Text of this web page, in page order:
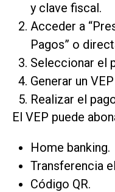
y clave fiscal.
Acceder a
Pagos” o
Seleccionar el
Generar un
Realizar el
El VEP puede
Home banking.
Transferencia
Código QR.